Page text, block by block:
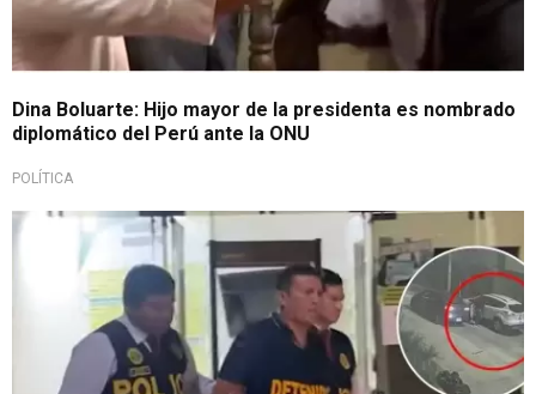
Dina Boluarte: Hijo mayor de la presidenta es nombrado
diplomático del Perú ante la ONU
POLÍTICA
Bandas criminales